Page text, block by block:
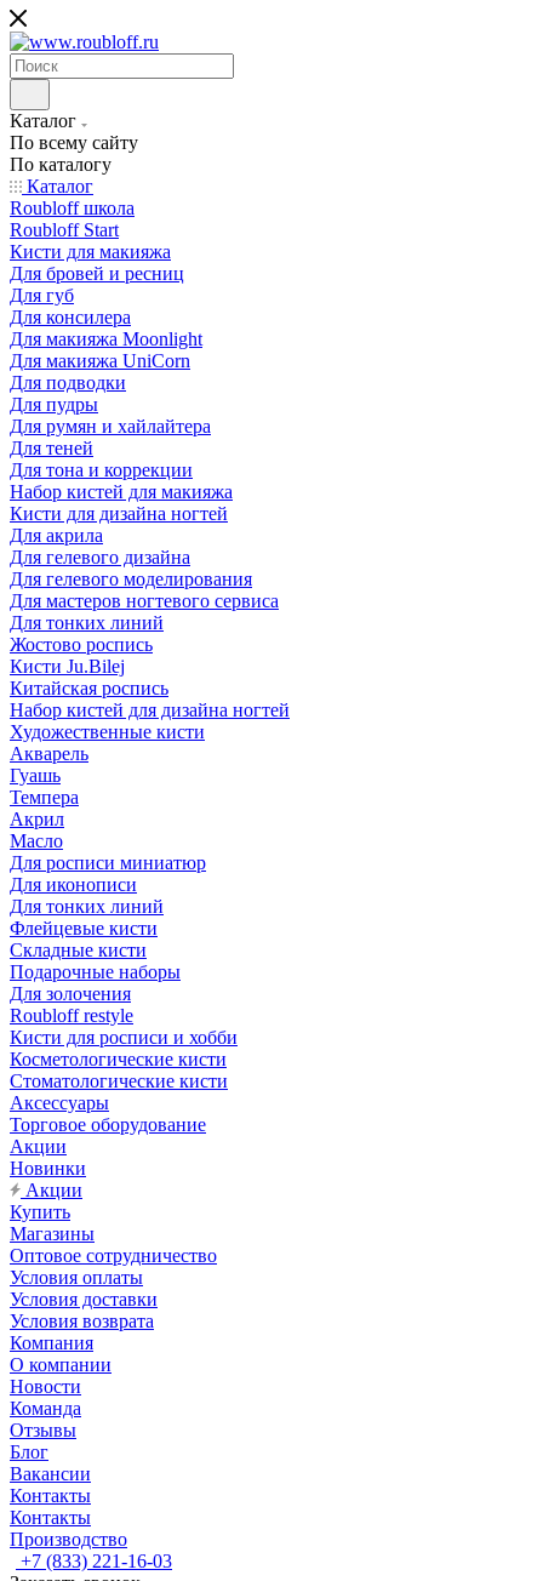
Каталог
По всему сайту
По каталогу
Каталог
Roubloff школа
Roubloff Start
Кисти для макияжа
Для бровей и ресниц
Для губ
Для консилера
Для макияжа Moonlight
Для макияжа UniCorn
Для подводки
Для пудры
Для румян и хайлайтера
Для теней
Для тона и коррекции
Набор кистей для макияжа
Кисти для дизайна ногтей
Для акрила
Для гелевого дизайна
Для гелевого моделирования
Для мастеров ногтевого сервиса
Для тонких линий
Жостово роспись
Кисти Ju.Bilej
Китайская роспись
Набор кистей для дизайна ногтей
Художественные кисти
Акварель
Гуашь
Темпера
Акрил
Масло
Для росписи миниатюр
Для иконописи
Для тонких линий
Флейцевые кисти
Складные кисти
Подарочные наборы
Для золочения
Roubloff restyle
Кисти для росписи и хобби
Косметологические кисти
Стоматологические кисти
Аксессуары
Торговое оборудование
Акции
Новинки
Акции
Купить
Магазины
Оптовое сотрудничество
Условия оплаты
Условия доставки
Условия возврата
Компания
О компании
Новости
Команда
Отзывы
Блог
Вакансии
Контакты
Контакты
Производство
+7 (833) 221-16-03